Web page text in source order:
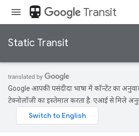
directions_transit Transit
Static Transit
Google आपकी पसंदीदा भाषा में कॉन्टेंट का
टेक्नोलॉजी का इस्तेमाल करता है. एआई से मिले